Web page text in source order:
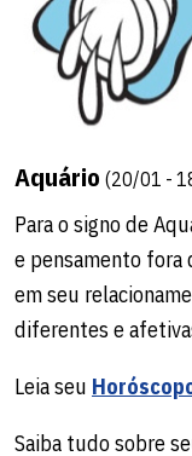
Aquário (20/01 -
Para o signo de
e pensamento fora
em seu
diferentes e
Leia seu
Saiba tudo sobre